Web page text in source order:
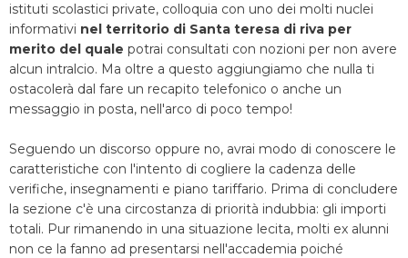
istituti scolastici private, colloquia con uno dei molti nuclei
informativi nel territorio di Santa teresa di riva per
merito del quale potrai consultati con nozioni per non avere
alcun intralcio. Ma oltre a questo aggiungiamo che nulla ti
ostacolerà dal fare un recapito telefonico o anche un
messaggio in posta, nell'arco di poco tempo!
Seguendo un discorso oppure no, avrai modo di conoscere le
caratteristiche con l'intento di cogliere la cadenza delle
verifiche, insegnamenti e piano tariffario. Prima di concludere
la sezione c'è una circostanza di priorità indubbia: gli importi
totali. Pur rimanendo in una situazione lecita, molti ex alunni
non ce la fanno ad presentarsi nell'accademia poiché